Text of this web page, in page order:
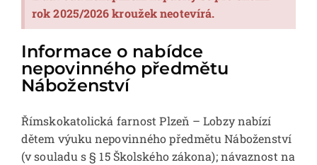
rok 2025/2026 kroužek neotevírá.
Informace o nabídce
nepovinného předmětu
Náboženství
Římskokatolická farnost Plzeň – Lobzy nabízí
dětem výuku nepovinného předmětu Náboženství
(v souladu s § 15 Školského zákona); návaznost na